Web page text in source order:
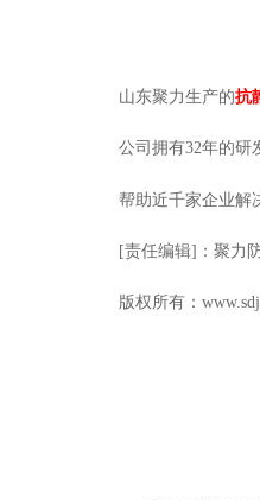
山东聚力生产的抗
公司拥有32年的研
帮助近千家企业解
[责任编辑]：聚力
版权所有：